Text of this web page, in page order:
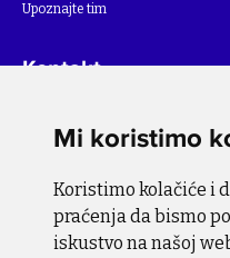
Mi koristimo
Koristimo kolačiće i
praćenja da bismo
iskustvo na našoj
Upoznajte tim
Kontakt
Pratite nas